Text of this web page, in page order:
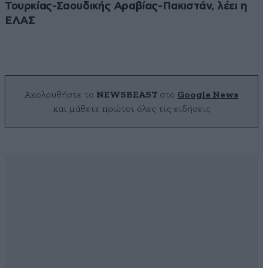
Τουρκίας-Σαουδικής Αραβίας-Πακιστάν, λέει η
ΕΛΑΣ
Ακολουθήστε το NEWSBEAST στο Google News
και μάθετε πρώτοι όλες τις ειδήσεις